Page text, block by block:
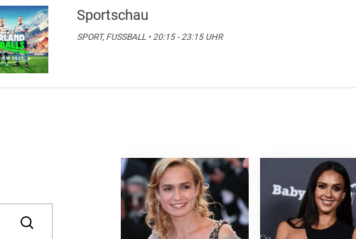
Sportschau
SPORT, FUSSBALL • 20:15 - 23:15 UHR